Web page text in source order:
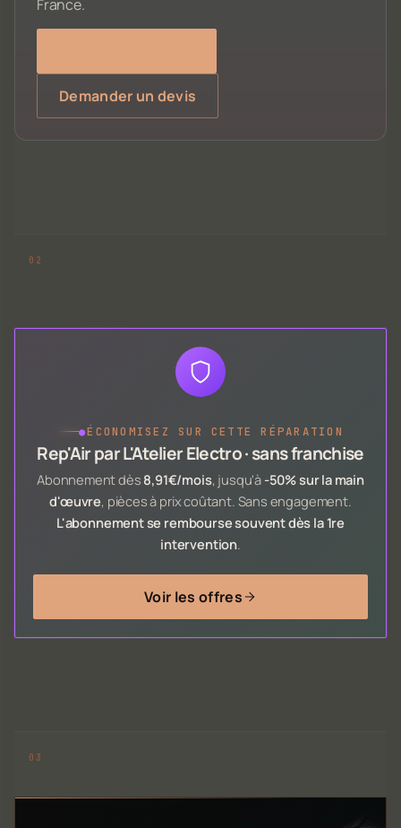
France.
Demander un devis
●ÉCONOMISEZ SUR CETTE RÉPARATION
Rep'Air par L'Atelier Electro · sans franchise
Abonnement dès 8,91€/mois, jusqu'à -50% sur la main
d'œuvre, pièces à prix coûtant. Sans engagement.
L'abonnement se rembourse souvent dès la 1re
intervention.
Voir les offres